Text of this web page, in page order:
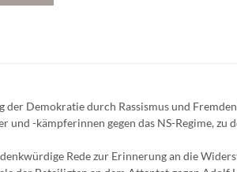
der Demokratie durch Rassismus und
-kämpferinnen gegen das NS-Regime, zu
Rede zur Erinnerung an die